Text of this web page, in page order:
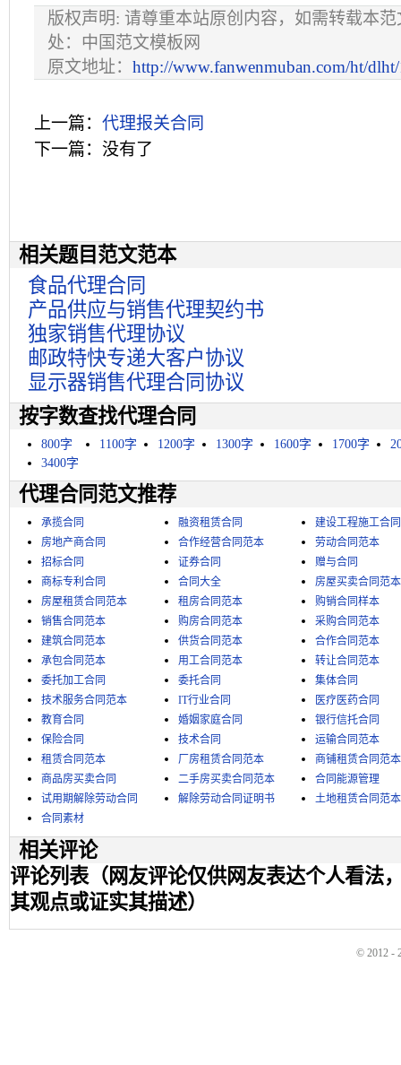
版权声明: 请尊重本站原创内容，如需转载本
处：中国范文模板网
原文地址： http://www.fanwenmuban.com/ht/
上一篇： 代理报关合同
下一篇：没有了
相关题目范文范本
食品代理合同
产品供应与销售代理契约书
独家销售代理协议
邮政特快专递大客户协议
显示器销售代理合同协议
按字数查找代理合同
800字 1100字 1200字 1300字 1600字 1700字
3400字
代理合同范文推荐
承揽合同 融资租赁合同
建设工程施工合同
房地产商合同
合作经营合同范本
劳动合同范本
招标合同
证券合同
赠与合同
商标专利合同
合同大全
房屋买卖合同范本
房屋租赁合同范本
租房合同范本
购销合同样本
销售合同范本
购房合同范本
采购合同范本
建筑合同范本
供货合同范本
合作合同范本
承包合同范本
用工合同范本
转让合同范本
委托加工合同
委托合同
集体合同
技术服务合同范本
IT行业合同
医疗医药合同
教育合同
婚姻家庭合同
银行信托合同
保险合同
技术合同
运输合同范本
租赁合同范本
厂房租赁合同范本
商铺租赁合同范本
商品房买卖合同
二手房买卖合同范本
合同能源管理
试用期解除劳动合同
解除劳动合同证明书
土地租赁合同范本
合同素材
相关评论
评论列表（网友评论仅供网友表达个人看法
其观点或证实其描述）
© 2012 -